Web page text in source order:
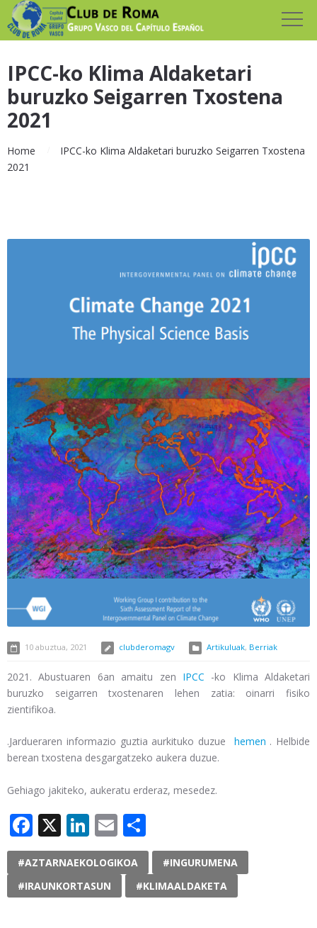
IPCC-ko Klima Aldaketari
buruzko Seigarren Txostena
2021
Home
IPCC-ko Klima Aldaketari buruzko Seigarren Txostena
2021
10 abuztua, 2021 clubderomagv Artikuluak, Berriak
2021. Abustuaren 6an amaitu zen IPCC -ko Klima Aldaketari
buruzko seigarren txostenaren lehen zatia: oinarri fisiko
zientifikoa.
.Jardueraren informazio guztia aurkituko duzue hemen . Helbide
berean txostena desgargatzeko aukera duzue.
Gehiago jakiteko, aukeratu erderaz, mesedez.
Facebook
X LinkedIn
Email
#AZTARNAEKOLOGIKOA
#INGURUMENA
#IRAUNKORTASUN
#KLIMAALDAKETA